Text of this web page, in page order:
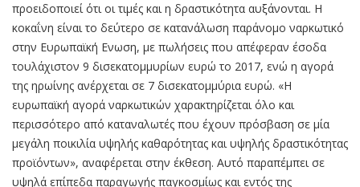
προειδοποιεί ότι οι τιμές και η δραστικότητα αυξάνονται. Η
κοκαΐνη είναι το δεύτερο σε κατανάλωση παράνομο ναρκωτικό
στην Ευρωπαϊκή Ενωση, με πωλήσεις που απέφεραν έσοδα
τουλάχιστον 9 δισεκατομμυρίων ευρώ το 2017, ενώ η αγορά
της ηρωίνης ανέρχεται σε 7 δισεκατομμύρια ευρώ. «Η
ευρωπαϊκή αγορά ναρκωτικών χαρακτηρίζεται όλο και
περισσότερο από καταναλωτές που έχουν πρόσβαση σε μία
μεγάλη ποικιλία υψηλής καθαρότητας και υψηλής δραστικότητας
προϊόντων», αναφέρεται στην έκθεση. Αυτό παραπέμπει σε
υψηλά επίπεδα παραγωγής παγκοσμίως και εντός της